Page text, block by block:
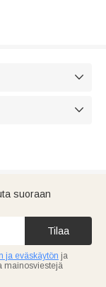


suoraan
Tilaa
ja eväskäytön ja
mainosviestejä